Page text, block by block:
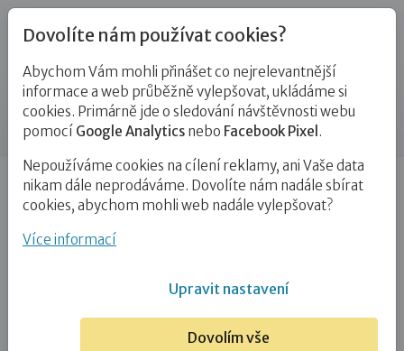
Blog
Příspěvek
Úvod Blog PPPD Ne opožděný, ale zanedbávaný
Ne opožděný, ale zanedbávaný
K přechodné pěstounce Vlastě přišel čtyřletý Ondra
z ubytovny. Žil na ní s tatínkem, ten měl ale problémy
Dovolíte nám používat cookies?
Abychom Vám mohli přinášet co nejrelevantnější
informace a web průběžně vylepšovat, ukládáme si
cookies. Primárně jde o sledování návštěvnosti webu
pomocí Google Analytics nebo Facebook Pixel .
Nepoužíváme cookies na cílení reklamy, ani Vaše data
nikam dále neprodáváme. Dovolíte nám nadále sbírat
cookies, abychom mohli web nadále vylepšovat?
Více informací
Upravit nastavení
Dovolím vše